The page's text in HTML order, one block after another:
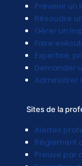
Prévenir un
Résoudre
Gérer un
Faire
Expertise,
Demander
Administrer
Sites de la
Alertes
Réglement
Preuve par